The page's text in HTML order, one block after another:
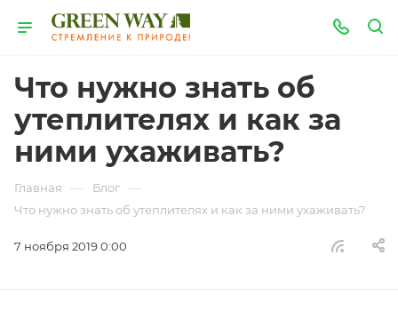
Что нужно знать об
утеплителях и как за
ними ухаживать?
Главная — Блог —
Что нужно знать об утеплителях и как за ними ухаживать?
7 ноября 2019 0:00